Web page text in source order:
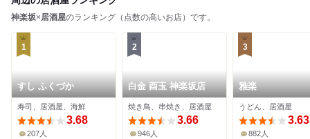
神楽坂×居酒屋のランキング（点数の高いお店）です。
1
すし ふくづか
寿司、居酒屋、海鮮
3.68
207人
2
白金 酉玉 神楽坂店
焼き鳥、串焼き、居酒屋
3.66
946人
3
雅楽
うどん、居酒屋
3.63
882人